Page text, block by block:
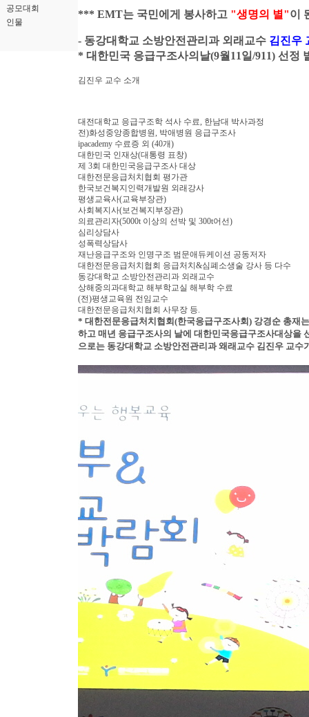
공모대회
인물
*** EMT는 국민에게 봉사하고 "생명의 별"이
- 동강대학교 소방안전관리과 외래교수 김진우
* 대한민국 응급구조사의날(9월11일/911) 선정
김진우 교수 소개
대전대학교 응급구조학 석사 수료, 한남대 박사과정
전)화성중앙종합병원, 박애병원 응급구조사
ipacademy 수료증 외 (40개)
대한민국 인재상(대통령 표창)
제 3회 대한민국응급구조사 대상
대한전문응급처치협회 평가관
한국보건복지인력개발원 외래강사
평생교육사(교육부장관)
사회복지사(보건복지부장관)
의료관리자(5000t 이상의 선박 및 300t어선)
심리상담사
성폭력상담사
재난응급구조와 인명구조 범문애듀케이션 공동저자
대한전문응급처치협회 응급처치&심폐소생술 강사 등 다수
동강대학교 소방안전관리과 외래교수
상해중의과대학교 해부학교실 해부학 수료
(전)평생교육원 전임교수
대한전문응급처치협회 사무장 등.
* 대한전문응급처치협회(한국응급구조사회) 강경순 총재
하고 매년 응급구조사의 날에 대한민국응급구조사대상을
으로는 동강대학교 소방안전관리과 왜래교수 김진우 교수